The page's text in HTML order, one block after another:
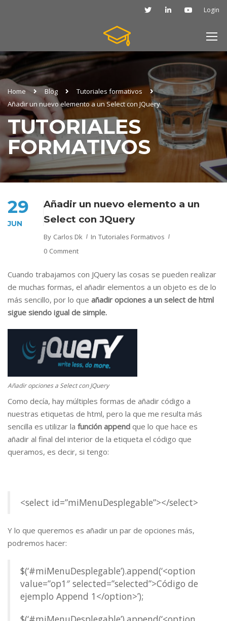
Login
Home Blog
Tutoriales formativos
Añadir un nuevo elemento a un Select con JQuery
TUTORIALES
FORMATIVOS
29
JUN
Añadir un nuevo elemento a un
Select con JQuery
By Carlos Dk In Tutoriales Formativos
0 Comment
Cuando trabajamos con JQuery las cosas se pueden realizar
de muchas formas, el añadir elementos a un objeto es de lo
más sencillo, por lo que añadir opciones a un select de html
sigue siendo igual de simple.
Añadir opciones a Select con JQuery
Como decía, hay múltiples formas de añadir código a
nuestras etiquetas de html, pero la que me resulta más
sencilla es utilizar la función append que lo que hace es
añadir al final del interior de la etiqueta el código que
queramos, es decir, si tengo:
<select id=”miMenuDesplegable”></select>
Y lo que queremos es añadir un par de opciones más,
podremos hacer:
$(‘#miMenuDesplegable’).append(‘<option
value=”op1″ selected=”selected”>Código de
ejemplo Append 1</option>’);